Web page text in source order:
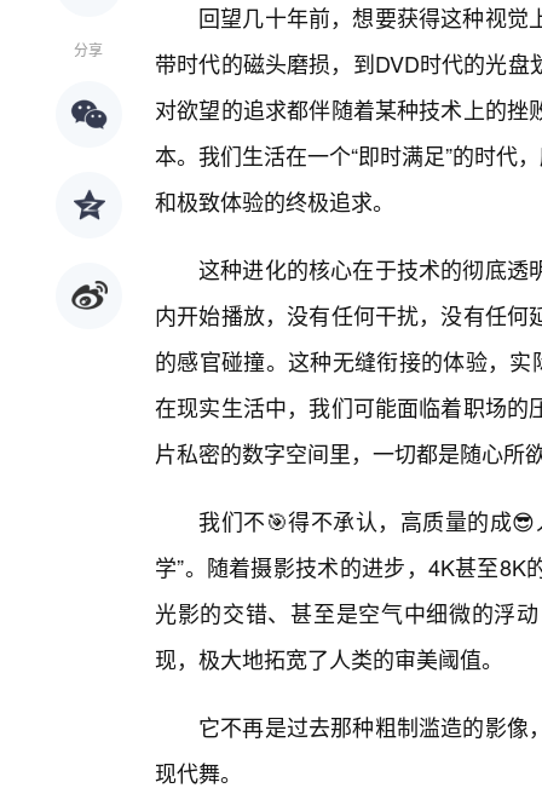
分享
回望几十年前，想要获得这种视
带时代的磁头磨损，到DVD时代的光
对欲望的追求都伴随着某种技术上的
本。我们生活在一个“即时满足”的时代
和极致体验的终极追求。
这种进化的核心在于技术的彻底透
内开始播放，没有任何干扰，没有任
的感官碰撞。这种无缝衔接的体验，
在现实生活中，我们可能面临着职场
片私密的数字空间里，一切都是随心所
我们不🎯得不承认，高质量的成
学”。随着摄影技术的进步，4K甚至
光影的交错、甚至是空气中细微的浮
现，极大地拓宽了人类的审美阈值。
它不再是过去那种粗制滥造的影
现代舞。